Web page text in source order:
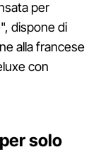
per
dispone di
alla francese
con
solo